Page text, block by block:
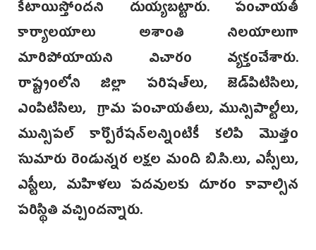
కేటాయిస్తోందని దుయ్యబట్టారు. పంచాయతీ
కార్యాలయాలు అశాంతి నిలయాలుగా
మారిపోయాయని విచారం వ్యక్తంచేశారు.
రాష్ట్రంలోని జిల్లా పరిషత్‌లు, జెడ్‌పిటిసిలు,
ఎంపిటిసిలు, గ్రామ పంచాయతీలు, మున్సిపాల్టీలు,
మున్సిపల్‌ కార్పొరేషన్‌లన్నింటికీ కలిపి మొత్తం
సుమారు రెండున్నర లక్షల మంది బి.సి.లు, ఎస్సీలు,
ఎస్టీలు, మహిళలు పదవులకు దూరం కావాల్సిన
పరిస్థితి వచ్చిందన్నారు.